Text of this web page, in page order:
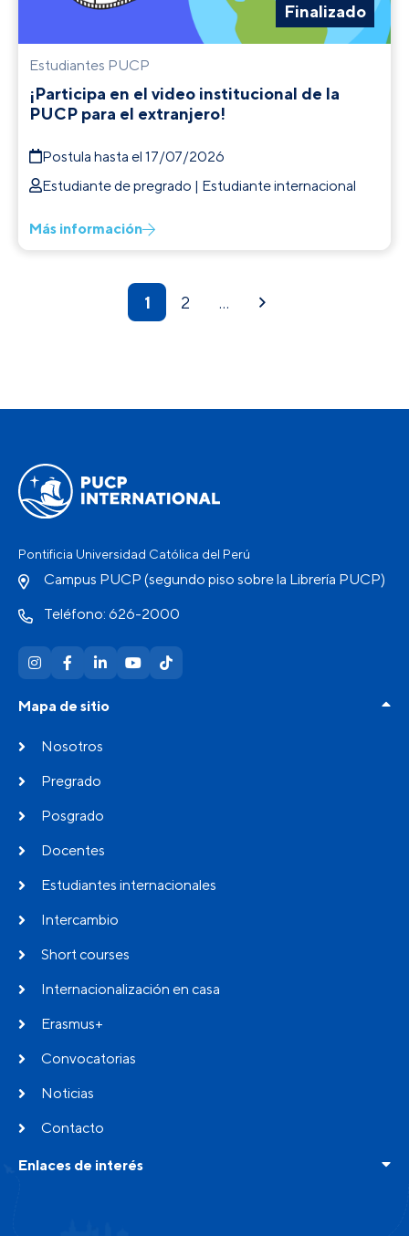
Finalizado
Estudiantes PUCP
¡Participa en el video institucional de la
PUCP para el extranjero!
Postula hasta el 17/07/2026
Estudiante de pregrado | Estudiante internacional
Más información
1 2 …
Pontificia Universidad Católica del Perú
Campus PUCP (segundo piso sobre la Librería PUCP)
Teléfono: 626-2000
Mapa de sitio
Nosotros
Pregrado
Posgrado
Docentes
Estudiantes internacionales
Intercambio
Short courses
Internacionalización en casa
Erasmus+
Convocatorias
Noticias
Contacto
Enlaces de interés